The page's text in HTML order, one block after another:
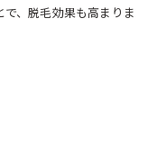
、脱毛効果も高まりま